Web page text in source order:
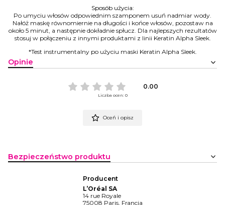
Sposób użycia:
Po umyciu włosów odpowiednim szamponem usuń nadmiar wody.
Nałóż maskę równomiernie na długości i końce włosów, pozostaw na
około 5 minut, a następnie dokładnie spłucz. Dla najlepszych rezultatów
stosuj w połączeniu z innymi produktami z linii Keratin Alpha Sleek.
*Test instrumentalny po użyciu maski Keratin Alpha Sleek.
Opinie
0.00
Liczba ocen: 0
Oceń i opisz
Bezpieczeństwo produktu
Producent
L’Oréal SA
14 rue Royale
75008 Paris, Francja